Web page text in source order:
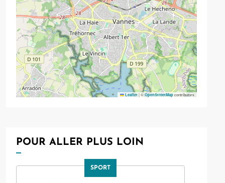
Leaflet |© OpenStreetMapcontributors
POUR ALLER PLUS LOIN
SPORT
ShareThis is disabled. Allow